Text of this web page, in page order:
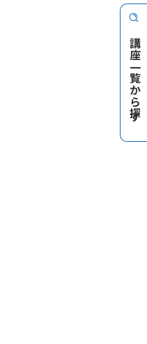
講座一覧から探す